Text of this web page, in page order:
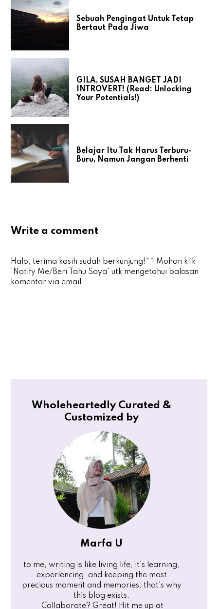
Sebuah Pengingat Untuk Tetap
Bertaut Pada Jiwa
GILA, SUSAH BANGET JADI
INTROVERT! (Read: Unlocking
Your Potentials!)
Belajar Itu Tak Harus Terburu-
Buru, Namun Jangan Berhenti
Write a comment
Halo, terima kasih sudah berkunjung!^^ Mohon klik
'Notify Me/Beri Tahu Saya' utk mengetahui balasan
komentar via email.
Wholeheartedly Curated &
Customized by
Marfa U
to me, writing is like living life, it's learning,
experiencing, and keeping the most
precious moment and memories; that's why
this blog exists.
Collaborate? Great! Hit me up at